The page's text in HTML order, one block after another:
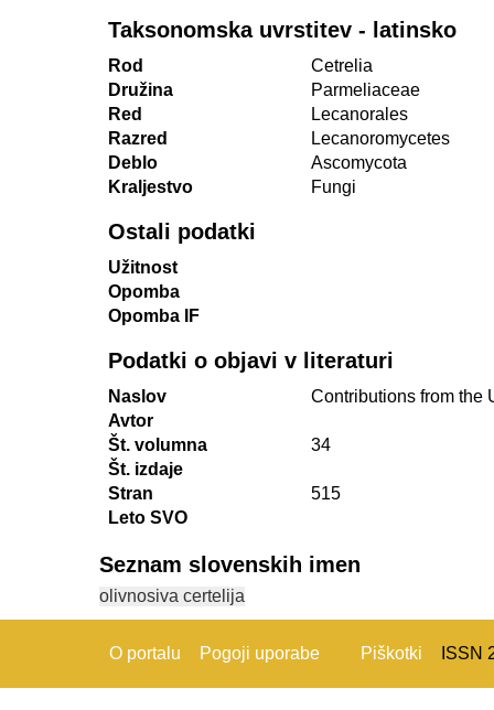
Taksonomska uvrstitev - latinsko
Rod
Cetrelia
Družina
Parmeliaceae
Red
Lecanorales
Razred
Lecanoromycetes
Deblo
Ascomycota
Kraljestvo
Fungi
Ostali podatki
Užitnost
Opomba
Opomba IF
Podatki o objavi v literaturi
Naslov
Contributions from the
Avtor
Št. volumna
34
Št. izdaje
Stran
515
Leto SVO
Seznam slovenskih imen
olivnosiva certelija
O portalu Pogoji uporabe Piškotki ISSN